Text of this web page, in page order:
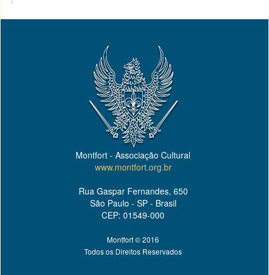
Montfort - Associação Cultural
www.montfort.org.br
Rua Gaspar Fernandes, 650
São Paulo - SP - Brasil
CEP: 01549-000
Montfort © 2016
Todos os Direitos Reservados